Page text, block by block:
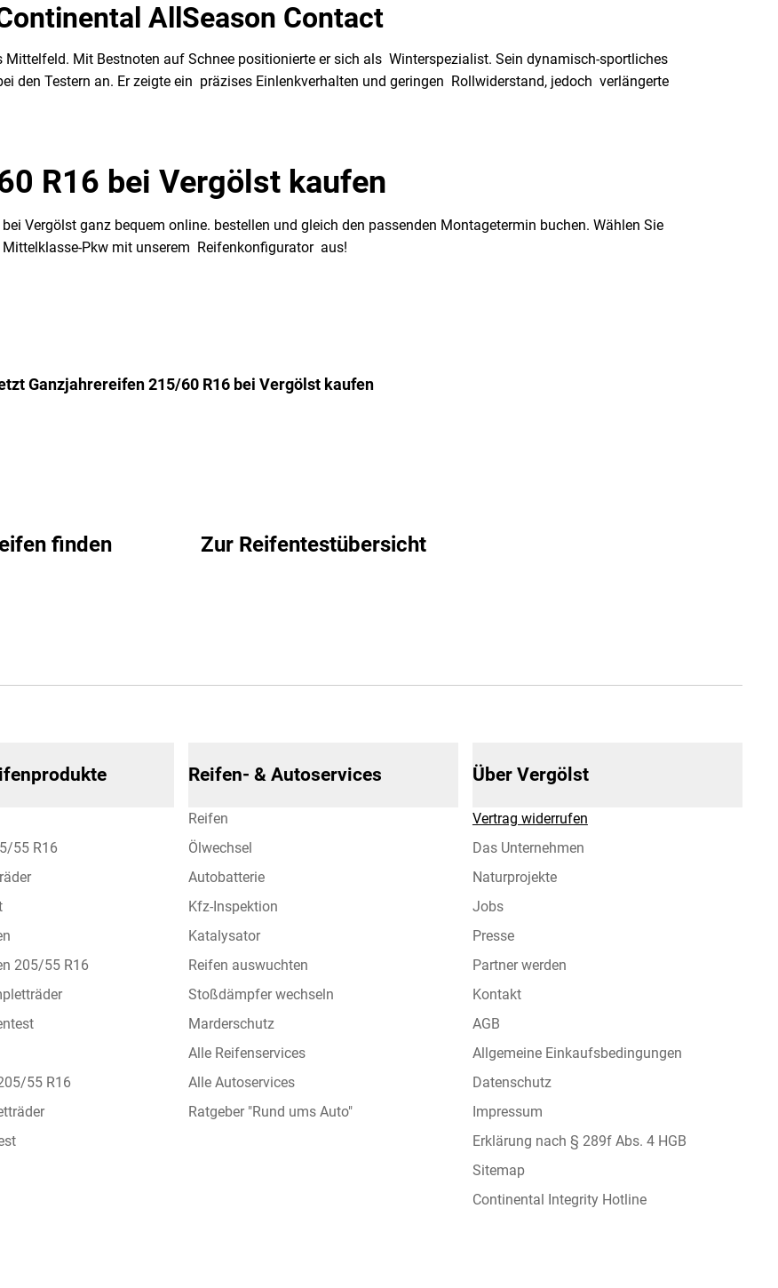
AllSeason Contact
Mittelfeld. Mit Bestnoten auf Schnee positionierte er sich als Winterspezialist. Sein dynamisch-sportliches
den Testern an. Er zeigte ein präzises Einlenkverhalten und geringen Rollwiderstand, jedoch verlängerte
R16 bei Vergölst kaufen
Vergölst ganz bequem online. bestellen und gleich den passenden Montagetermin buchen. Wählen Sie
Pkw mit unserem Reifenkonfigurator aus!
Ganzjahrereifen 215/60 R16 bei Vergölst kaufen
finden Zur Reifentestübersicht
55 R16
205/55 R16
55 R16
Reifen- & Autoservices
Reifen
Ölwechsel
Autobatterie
Kfz-Inspektion
Katalysator
Reifen auswuchten
Stoßdämpfer wechseln
Marderschutz
Alle Reifenservices
Alle Autoservices
Ratgeber "Rund ums Auto"
Über Vergölst
Vertrag widerrufen
Das Unternehmen
Naturprojekte
Jobs
Presse
Partner werden
Kontakt
AGB
Allgemeine Einkaufsbedingungen
Datenschutz
Impressum
Erklärung nach § 289f Abs. 4 HGB
Sitemap
Continental Integrity Hotline